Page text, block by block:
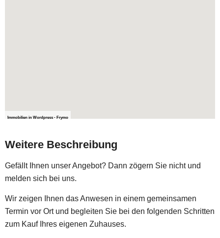
Immobilien in Wordpress - Frymo
Weitere Beschreibung
Gefällt Ihnen unser Angebot? Dann zögern Sie nicht und
melden sich bei uns.
Wir zeigen Ihnen das Anwesen in einem gemeinsamen
Termin vor Ort und begleiten Sie bei den folgenden Schritten
zum Kauf Ihres eigenen Zuhauses.